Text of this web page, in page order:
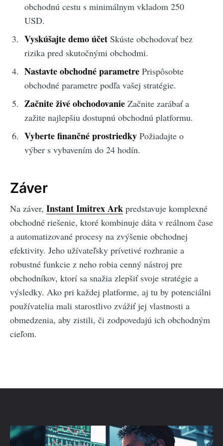
obchodnú cestu s minimálnym vkladom 250
USD.
Vyskúšajte demo účetSkúste obchodovať bez
rizika pred skutočnými obchodmi.
Nastavte obchodné parametrePrispôsobte
obchodné parametre podľa vašej stratégie.
Začnite živé obchodovanieZačnite zarábať a
zažite najlepšiu dostupnú obchodnú platformu.
Vyberte finančné prostriedkyPožiadajte o
výber s vybavením do 24 hodín.
Záver
Na záver, Instant Imitrex Ark predstavuje komplexné
obchodné riešenie, ktoré kombinuje dáta v reálnom čase
a automatizované procesy na zvýšenie obchodnej
efektivity. Jeho užívateľsky prívetivé rozhranie a
robustné funkcie z neho robia cenný nástroj pre
obchodníkov, ktorí sa snažia zlepšiť svoje stratégie a
výsledky. Ako pri každej platforme, aj tu by potenciálni
používatelia mali starostlivo zvážiť jej vlastnosti a
obmedzenia, aby zistili, či zodpovedajú ich obchodným
cieľom.